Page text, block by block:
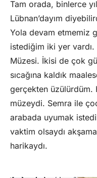
Tam orada, binlerce
Lübnan’dayım
Yola devam etmemiz
istediğim iki yer
Müzesi. İkisi de çok
sıcağına kaldık
gerçekten üzülürdüm.
müzeydi. Semra ile
arabada uyumak
vaktim olsaydı
harikaydı.